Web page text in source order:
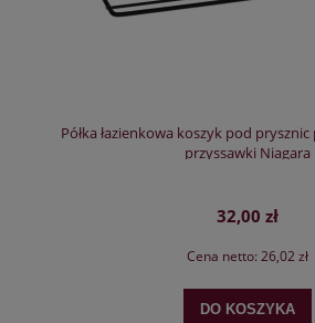
Półka łazienkowa koszyk pod
przyssawki Niagara
32,00 zł
Cena netto: 26,02 zł
DO KOSZYKA